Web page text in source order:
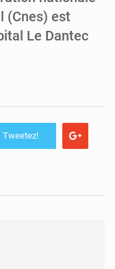
Tibiri : le dialogue, nouveau terrain de jeu pour la paix
(Cnes) est
Le Dantec
Tweetez!